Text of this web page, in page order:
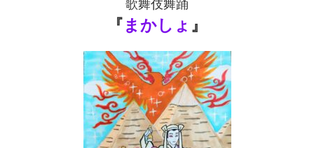
歌舞伎舞踊
『まかしょ 』